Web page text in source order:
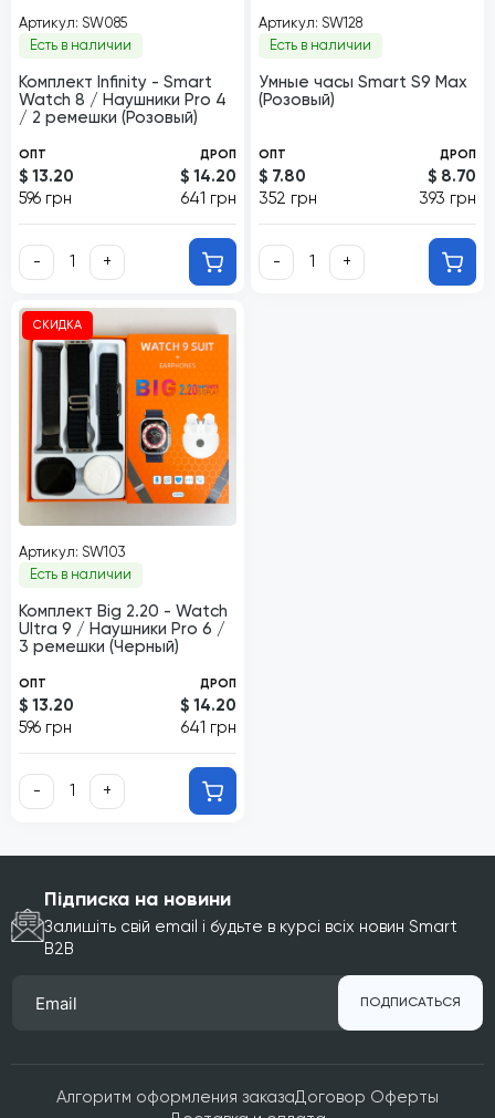
Артикул: SW085
Есть в наличии
Комплект Infinity - Smart
Watch 8 / Наушники Pro 4
/ 2 ремешки (Розовый)
ОПТ
$ 13.20
596 грн
ДРОП
$ 14.20
641 грн
- +
Артикул: SW128
Есть в наличии
Умные часы Smart S9 Max
(Розовый)
ОПТ
$ 7.80
352 грн
ДРОП
$ 8.70
393 грн
- +
СКИДКА
Артикул: SW103
Есть в наличии
Комплект Big 2.20 - Watch
Ultra 9 / Наушники Pro 6 /
3 ремешки (Черный)
ОПТ
$ 13.20
596 грн
ДРОП
$ 14.20
641 грн
- +
Підписка на новини
Залишіть свій email і будьте в курсі всіх новин Smart
B2B
ПОДПИСАТЬСЯ
Алгоритм оформления заказаДоговор Оферты